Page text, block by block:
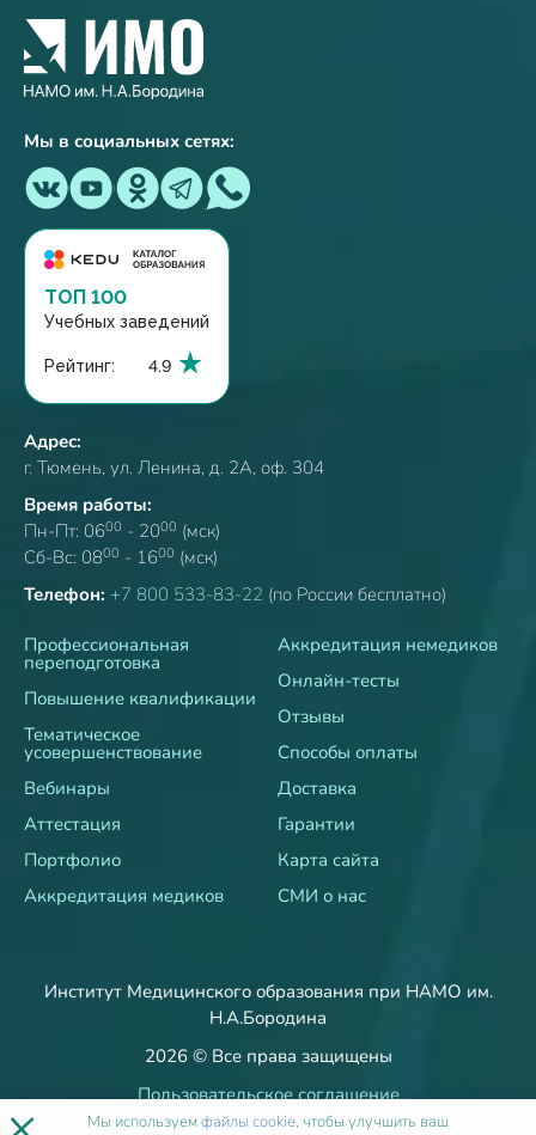
Мы в социальных сетях:
ТОП 100
Учебных заведений
Рейтинг: 4.9
Адрес:
г. Тюмень, ул. Ленина, д. 2А, оф. 304
Время работы:
Пн-Пт: 0600 - 2000 (мск)
Сб-Вс: 0800 - 1600 (мск)
Телефон: +7 800 533-83-22 (по России бесплатно)
Профессиональная
переподготовка
Повышение квалификации
Тематическое
усовершенствование
Вебинары
Аттестация
Портфолио
Аккредитация медиков
Аккредитация немедиков
Онлайн-тесты
Отзывы
Способы оплаты
Доставка
Гарантии
Карта сайта
СМИ о нас
Институт Медицинского образования при НАМО им.
Н.А.Бородина
2026 © Все права защищены
Пользовательское соглашение
Политика об обработке и защите персональных данных
Мы используемфайлы cookie, чтобы улучшить ваш